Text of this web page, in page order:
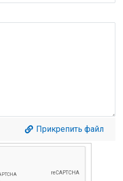
Прикрепить файл